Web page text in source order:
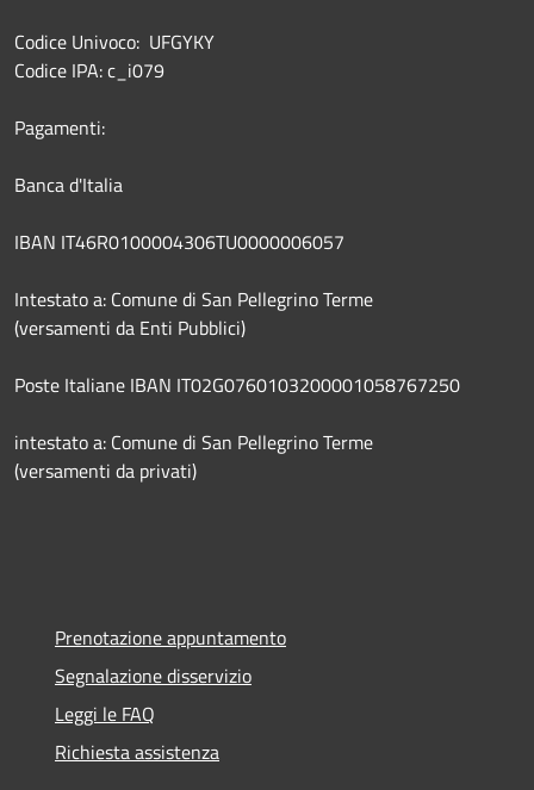
Codice Univoco: UFGYKY
Codice IPA: c_i079
Pagamenti:
Banca d'Italia
IBAN IT46R0100004306TU0000006057
Intestato a: Comune di San Pellegrino Terme
(versamenti da Enti Pubblici)
Poste Italiane IBAN IT02G0760103200001058767250
intestato a: Comune di San Pellegrino Terme
(versamenti da privati)
Prenotazione appuntamento
Segnalazione disservizio
Leggi le FAQ
Richiesta assistenza